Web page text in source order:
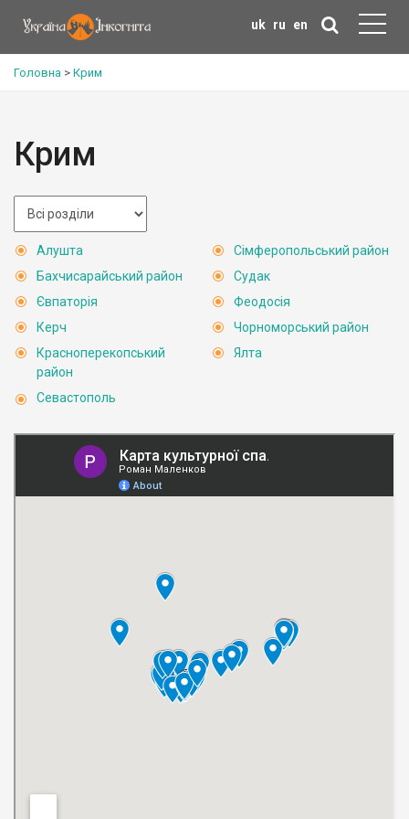
uk ru en
Головна > Крим
Крим
Алушта
Бахчисарайський район
Євпаторія
Керч
Красноперекопський
район
Севастополь
Сімферопольський район
Судак
Феодосія
Чорноморський район
Ялта